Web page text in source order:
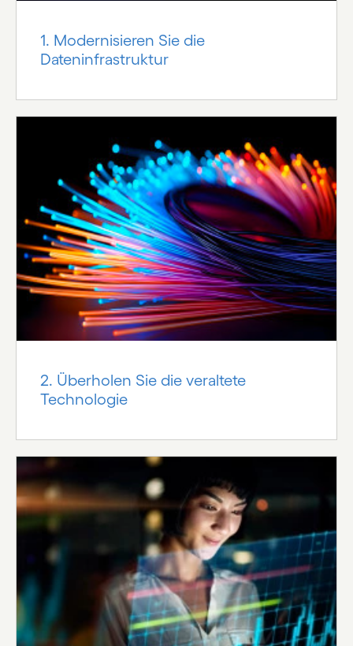
1. Modernisieren Sie die
Dateninfrastruktur
2. Überholen Sie die veraltete
Technologie